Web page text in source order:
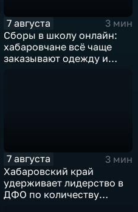
7 августа
3 мин
Сборы в школу онлайн:
хабаровчане всё чаще
заказывают одежду и
7 августа
3 мин
Хабаровский край
удерживает лидерство в
ДФО по количеству